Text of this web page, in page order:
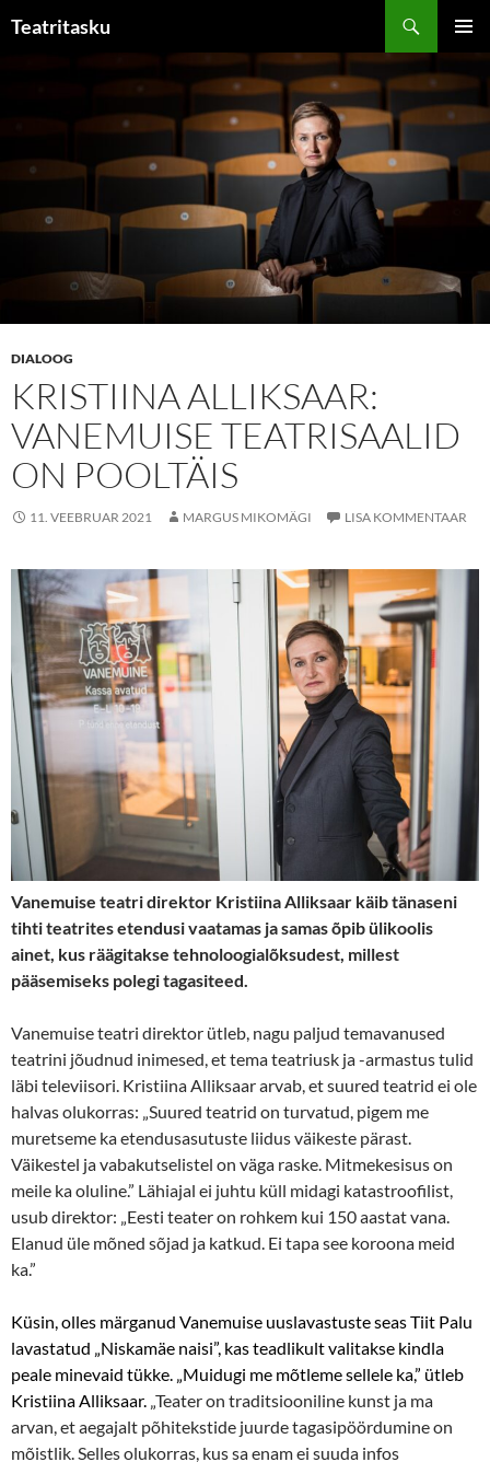
sisu
Teatritasku
DIALOOG
KRISTIINA ALLIKSAAR:
VANEMUISE TEATRISAALID
ON POOLTÄIS
11. VEEBRUAR 2021 MARGUS MIKOMÄGI LISA KOMMENTAAR
Vanemuise teatri direktor Kristiina Alliksaar käib tänaseni
tihti teatrites etendusi vaatamas ja samas õpib ülikoolis
ainet, kus räägitakse tehnoloogialõksudest, millest
pääsemiseks polegi tagasiteed.
Vanemuise teatri direktor ütleb, nagu paljud temavanused
teatrini jõudnud inimesed, et tema teatriusk ja -armastus tulid
läbi televiisori. Kristiina Alliksaar arvab, et suured teatrid ei ole
halvas olukorras: „Suured teatrid on turvatud, pigem me
muretseme ka etendusasutuste liidus väikeste pärast.
Väikestel ja vabakutselistel on väga raske. Mitmekesisus on
meile ka oluline.” Lähiajal ei juhtu küll midagi katastroofilist,
usub direktor: „Eesti teater on rohkem kui 150 aastat vana.
Elanud üle mõned sõjad ja katkud. Ei tapa see koroona meid
ka.”
Küsin, olles märganud Vanemuise uuslavastuste seas Tiit Palu
lavastatud „Niskamäe naisi”, kas teadlikult valitakse kindla
peale minevaid tükke. „Muidugi me mõtleme sellele ka,” ütleb
Kristiina Alliksaar. „Teater on traditsiooniline kunst ja ma
arvan, et aegajalt põhitekstide juurde tagasipöördumine on
mõistlik. Selles olukorras, kus sa enam ei suuda infos